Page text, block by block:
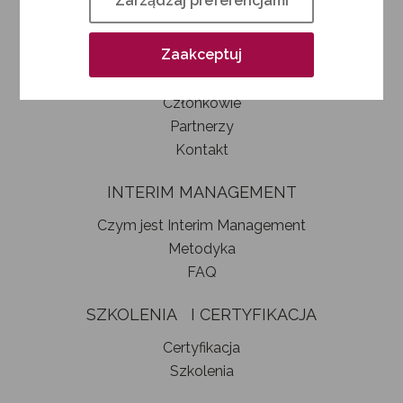
Kim jesteśmy
Jak zostać członkiem SIM
Statut stowarzyszenia
Władze
Członkowie
Partnerzy
Kontakt
INTERIM MANAGEMENT
Czym jest Interim Management
Metodyka
FAQ
SZKOLENIA I CERTYFIKACJA
Certyfikacja
Szkolenia
Zaakceptuj